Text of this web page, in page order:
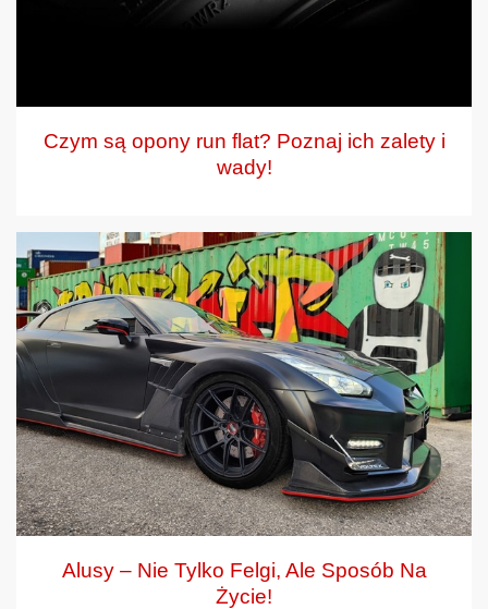
Czym są opony run flat? Poznaj ich zalety i
wady!
Alusy – Nie Tylko Felgi, Ale Sposób Na
Życie!